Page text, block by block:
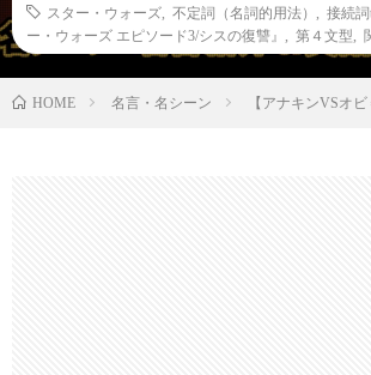
スター・ウォーズ
不定詞（名詞的用法） 接続詞
ー・ウォーズ エピソード3/シスの復讐』
第４文型
HOME 名言・名シーン 【アナキンVSオ